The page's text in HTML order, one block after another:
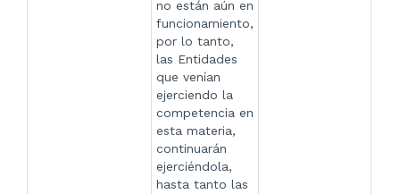
no están aún en
funcionamiento,
por lo tanto,
las Entidades
que venían
ejerciendo la
competencia en
esta materia,
continuarán
ejerciéndola,
hasta tanto las